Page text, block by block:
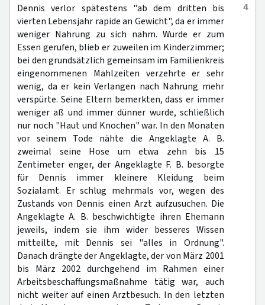
4
Dennis verlor spätestens "ab dem dritten bis
vierten Lebensjahr rapide an Gewicht", da er immer
weniger Nahrung zu sich nahm. Wurde er zum
Essen gerufen, blieb er zuweilen im Kinderzimmer;
bei den grundsätzlich gemeinsam im Familienkreis
eingenommenen Mahlzeiten verzehrte er sehr
wenig, da er kein Verlangen nach Nahrung mehr
verspürte. Seine Eltern bemerkten, dass er immer
weniger aß und immer dünner wurde, schließlich
nur noch "Haut und Knochen" war. In den Monaten
vor seinem Tode nähte die Angeklagte A. B.
zweimal seine Hose um etwa zehn bis 15
Zentimeter enger, der Angeklagte F. B. besorgte
für Dennis immer kleinere Kleidung beim
Sozialamt. Er schlug mehrmals vor, wegen des
Zustands von Dennis einen Arzt aufzusuchen. Die
Angeklagte A. B. beschwichtigte ihren Ehemann
jeweils, indem sie ihm wider besseres Wissen
mitteilte, mit Dennis sei "alles in Ordnung".
Danach drängte der Angeklagte, der von März 2001
bis März 2002 durchgehend im Rahmen einer
Arbeitsbeschaffungsmaßnahme tätig war, auch
nicht weiter auf einen Arztbesuch. In den letzten